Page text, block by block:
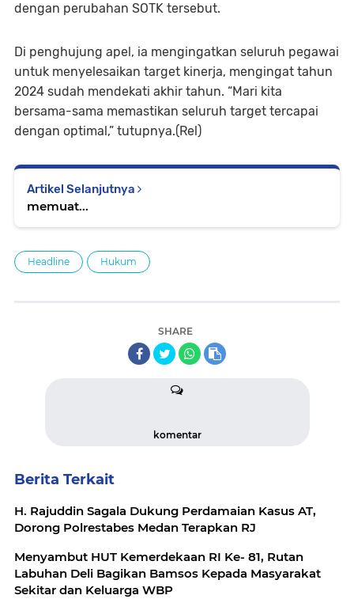
dengan perubahan SOTK tersebut.
Di penghujung apel, ia mengingatkan seluruh pegawai
untuk menyelesaikan target kinerja, mengingat tahun
2024 sudah mendekati akhir tahun. “Mari kita
bersama-sama memastikan seluruh target tercapai
dengan optimal,” tutupnya.(Rel)
Artikel Selanjutnya
memuat...
Headline Hukum
SHARE
komentar
Berita Terkait
H. Rajuddin Sagala Dukung Perdamaian Kasus AT,
Dorong Polrestabes Medan Terapkan RJ
Menyambut HUT Kemerdekaan RI Ke- 81, Rutan
Labuhan Deli Bagikan Bamsos Kepada Masyarakat
Sekitar dan Keluarga WBP